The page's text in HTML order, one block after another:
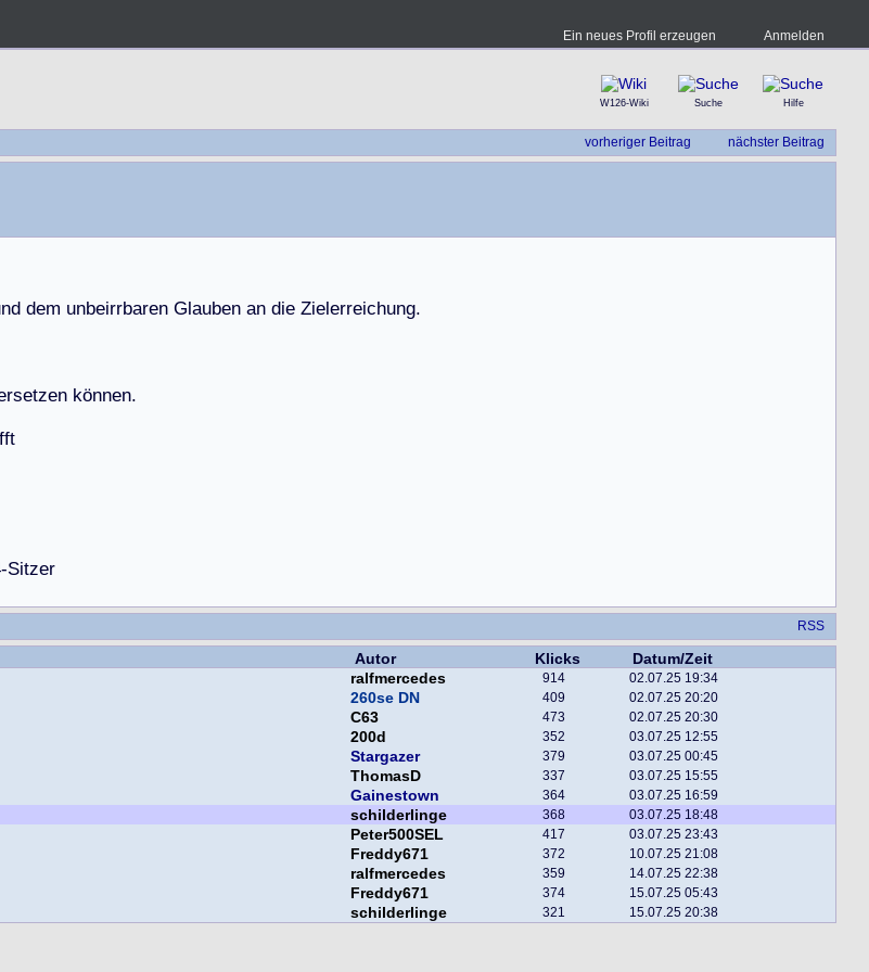
Ein neues Profil erzeugen Anmelden
W126-Wiki Suche Hilfe
vorheriger Beitrag nächster Beitrag
nd dem unbeirrbaren Glauben an die Zielerreichung.
rsetzen können.
fft
-Sitzer
RSS
Autor Klicks
Datum/Zeit
ralfmercedes 914 02.07.25 19:34
260se DN 409 02.07.25 20:20
C63 473 02.07.25 20:30
200d 352 03.07.25 12:55
Stargazer 379 03.07.25 00:45
ThomasD 337 03.07.25 15:55
Gainestown 364 03.07.25 16:59
schilderlinge 368 03.07.25 18:48
Peter500SEL 417 03.07.25 23:43
Freddy671 372 10.07.25 21:08
ralfmercedes 359 14.07.25 22:38
Freddy671 374 15.07.25 05:43
schilderlinge 321 15.07.25 20:38